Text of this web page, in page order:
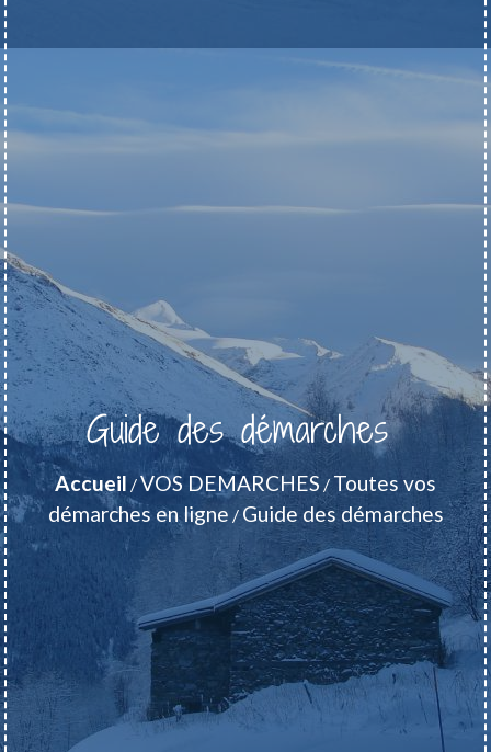
Guide des démarches
Accueil /VOS DEMARCHES / Toutes vos
démarches en ligne / Guide des démarches